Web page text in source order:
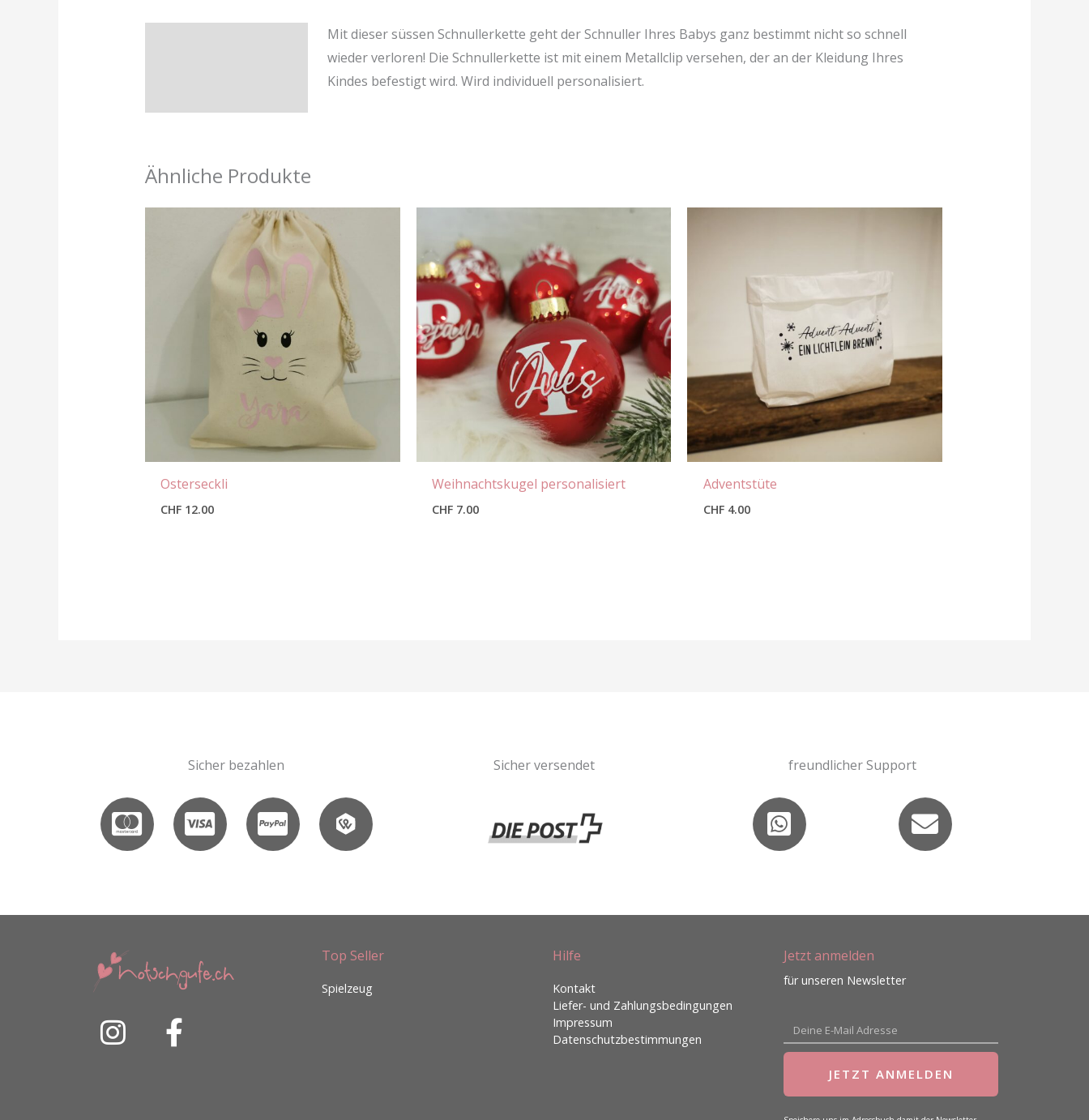
Mit dieser süssen Schnullerkette geht der Schnuller Ihres Babys ganz bestimmt nicht so schnell
wieder verloren! Die Schnullerkette ist mit einem Metallclip versehen, der an der Kleidung Ihres
Kindes befestigt wird. Wird individuell personalisiert.
Ähnliche Produkte
Osterseckli
CHF12.00
Weihnachtskugel personalisiert
CHF7.00
Adventstüte
CHF4.00
Sicher bezahlen Sicher versendet freundlicher Support
Top Seller
Spielzeug
Hilfe
Kontakt
Liefer- und Zahlungsbedingungen
Impressum
Datenschutzbestimmungen
Jetzt anmelden
für unseren Newsletter
E-
Mail
JETZT ANMELDEN